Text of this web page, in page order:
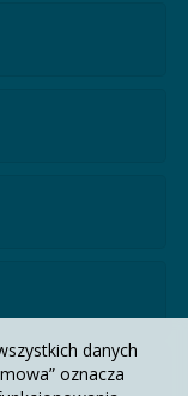
danych
oznacza